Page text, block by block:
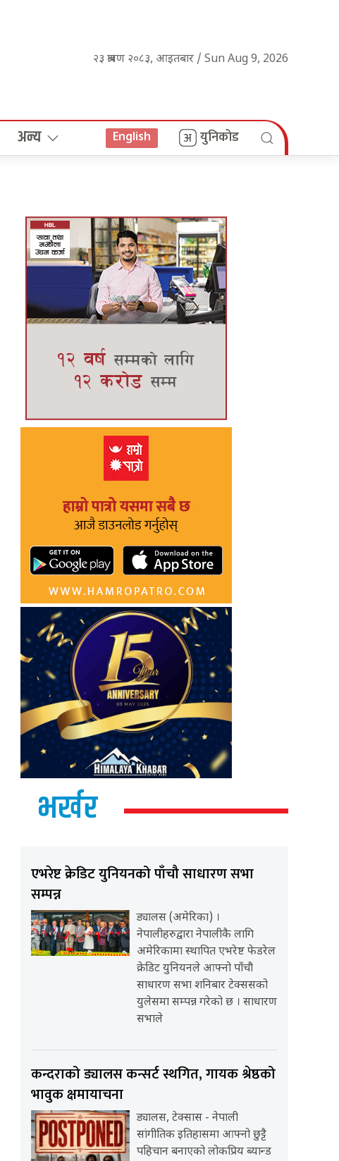
२३ श्रावण २०८३, आइतबार / Sun Aug 9, 2026
अन्य English युनिकोड
भर्खर
एभरेष्ट क्रेडिट युनियनको पाँचौ साधारण सभा
सम्पन्न
ड्यालस (अमेरिका) ।
नेपालीहरुद्वारा नेपालीकै लागि
अमेरिकामा स्थापित एभरेष्ट फेडरेल
क्रेडिट युनियनले आफ्नो पाँचौ
साधारण सभा शनिबार टेक्ससको
युलेसमा सम्पन्न गरेको छ । साधारण
सभाले
कन्दराको ड्यालस कन्सर्ट स्थगित, गायक श्रेष्ठको
भावुक क्षमायाचना
ड्यालस, टेक्सास - नेपाली
सांगीतिक इतिहासमा आफ्नो छुट्टै
पहिचान बनाएको लोकप्रिय ब्यान्ड